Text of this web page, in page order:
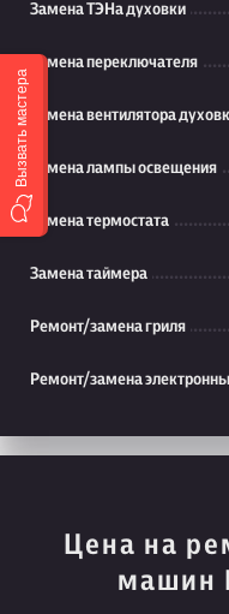
Замена ТЭНа духовки
Замена переключателя
Замена вентилятора
Замена лампы освещения
Замена термостата
Замена таймера
Ремонт/замена гриля
Ремонт/замена
Цена на
машин
Вызвать мастера